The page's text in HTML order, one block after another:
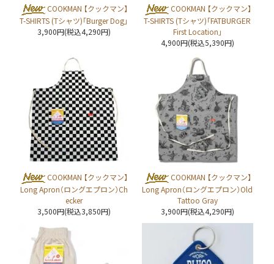
COOKMAN 【クックマン】
T-SHIRTS (Tシャツ)「Burger Dog」
3,900円(税込4,290円)
COOKMAN 【クックマン】
T-SHIRTS (Tシャツ)「FATBURGER
First Location」
4,900円(税込5,390円)
COOKMAN 【クックマン】
Long Apron（ロングエプロン）Ch
ecker
3,500円(税込3,850円)
COOKMAN 【クックマン】
Long Apron（ロングエプロン）Old
Tattoo Gray
3,900円(税込4,290円)